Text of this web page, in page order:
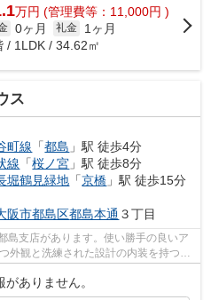
万円 (管理費等：11,000円 )
0ヶ月 礼金
1ヶ月
/ 1LDK / 34.62㎡
ス
町線 「都島 」駅 徒歩4分
線 「桜ノ宮 」駅 徒歩8分
堀鶴見緑地 「京橋 」駅 徒歩15分
阪市都島区都島本通 ３丁目
島支店があります。使い勝手の良いア
外観と洗練された設計の内装を持つデ
払...
ありません。